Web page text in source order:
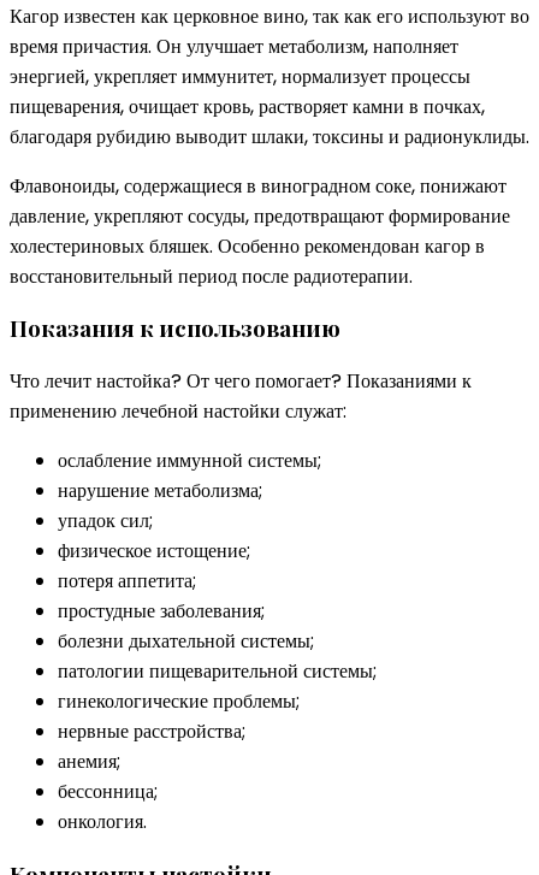
Кагор известен как церковное вино, так как его используют во
время причастия. Он улучшает метаболизм, наполняет
энергией, укрепляет иммунитет, нормализует процессы
пищеварения, очищает кровь, растворяет камни в почках,
благодаря рубидию выводит шлаки, токсины и радионуклиды.
Флавоноиды, содержащиеся в виноградном соке, понижают
давление, укрепляют сосуды, предотвращают формирование
холестериновых бляшек. Особенно рекомендован кагор в
восстановительный период после радиотерапии.
Показания к использованию
Что лечит настойка? От чего помогает? Показаниями к
применению лечебной настойки служат:
ослабление иммунной системы;
нарушение метаболизма;
упадок сил;
физическое истощение;
потеря аппетита;
простудные заболевания;
болезни дыхательной системы;
патологии пищеварительной системы;
гинекологические проблемы;
нервные расстройства;
анемия;
бессонница;
онкология.